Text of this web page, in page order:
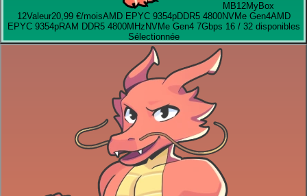
MB12MyBox
12Valeur20,99 €/moisAMD EPYC 9354pDDR5 4800NVMe Gen4AMD
EPYC 9354pRAM DDR5 4800MHz NVMe Gen4 7Gbps 16 / 32 disponibles
Sélectionnée